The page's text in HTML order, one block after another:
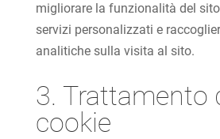
migliorare la funzionalità del
servizi personalizzati e
analitiche sulla visita al sito.
3. Trattamento
cookie